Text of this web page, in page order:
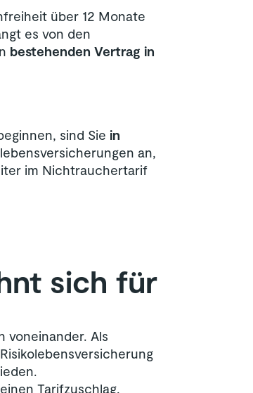
über 12 Monate
es von den
bestehenden Vertrag in
sind Sie in
an,
im Nichtrauchertarif
sich für
voneinander. Als
Tarifzuschlag.